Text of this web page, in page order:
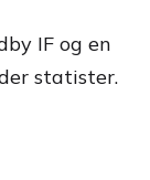
IF og en
statister.